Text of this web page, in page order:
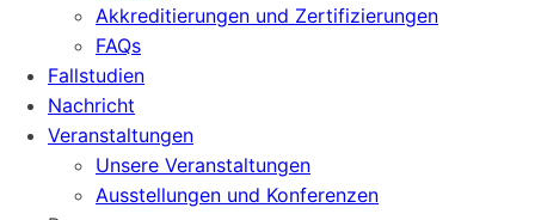
Akkreditierungen und Zertifizierungen
FAQs
Fallstudien
Nachricht
Veranstaltungen
Unsere Veranstaltungen
Ausstellungen und Konferenzen